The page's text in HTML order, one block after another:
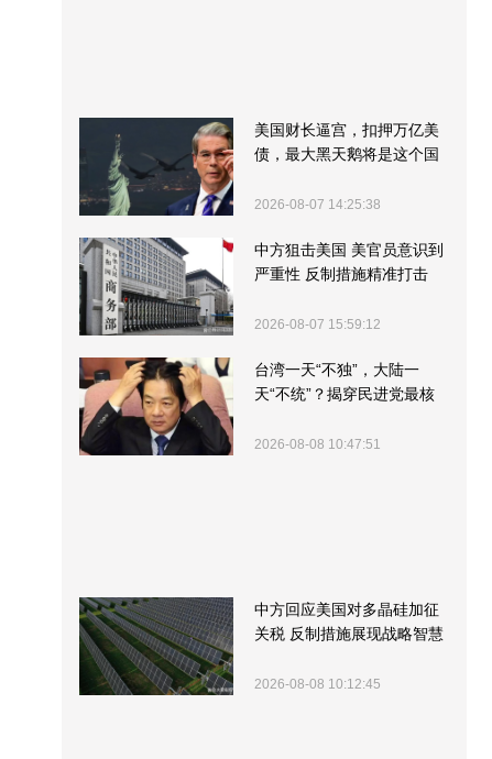
美国财长逼宫，扣押万亿美
债，最大黑天鹅将是这个国
2026-08-07 14:25:38
中方狙击美国 美官员意识到
严重性 反制措施精准打击
2026-08-07 15:59:12
台湾一天“不独”，大陆一
天“不统”？揭穿民进党最核
2026-08-08 10:47:51
中方回应美国对多晶硅加征
关税 反制措施展现战略智慧
2026-08-08 10:12:45